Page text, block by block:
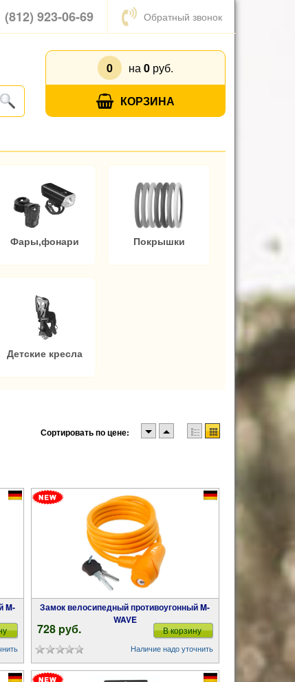
(812) 923-06-69 Обратный звонок
0 на 0руб.
КОРЗИНА
Фары,фонари Покрышки
Детские кресла
Сортировать по цене:
Замок велосипедный противоугонный M-
WAVE
728 pуб. В корзину
Наличие надо уточнить